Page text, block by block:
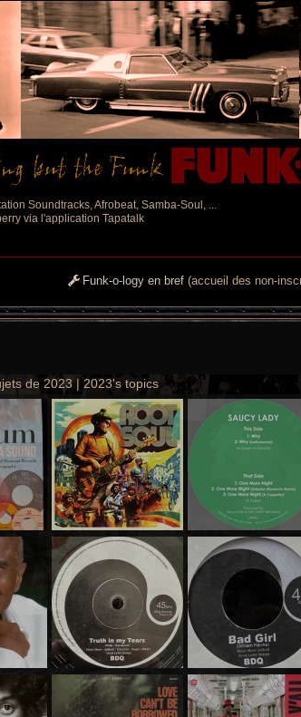
Soundtracks, Afrobeat, Samba-Soul, ...
via l'application Tapatalk
Funk-o-logy en bref (accueil des non-
de 2023 | 2023's topics